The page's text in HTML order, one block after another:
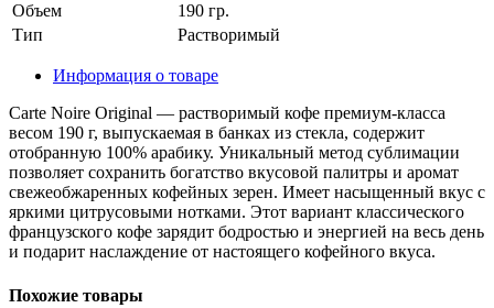
Объем
190 гр.
Тип
Растворимый
Информация о товаре
Carte Noire Original — растворимый кофе премиум-класса
весом 190 г, выпускаемая в банках из стекла, содержит
отобранную 100% арабику. Уникальный метод сублимации
позволяет сохранить богатство вкусовой палитры и аромат
свежеобжаренных кофейных зерен. Имеет насыщенный вкус с
яркими цитрусовыми нотками. Этот вариант классического
французского кофе зарядит бодростью и энергией на весь день
и подарит наслаждение от настоящего кофейного вкуса.
Похожие товары